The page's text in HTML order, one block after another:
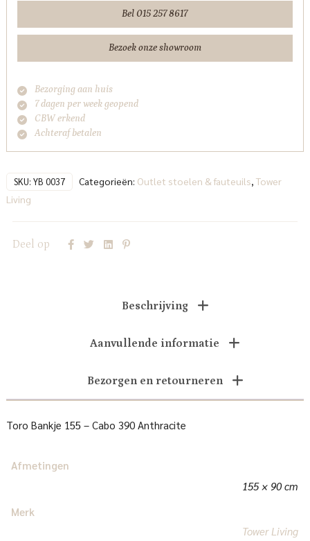
Tower
aantal
Bel 015 257 8617
Bezoek onze showroom
Bezorging aan huis
7 dagen per week geopend
CBW erkend
Achteraf betalen
SKU: YB 0037 Categorieën: Outlet stoelen & fauteuils, Tower
Living
Deel op
Beschrijving
Aanvullende informatie
Bezorgen en retourneren
Toro Bankje 155 – Cabo 390 Anthracite
Afmetingen
155 × 90 cm
Merk
Tower Living